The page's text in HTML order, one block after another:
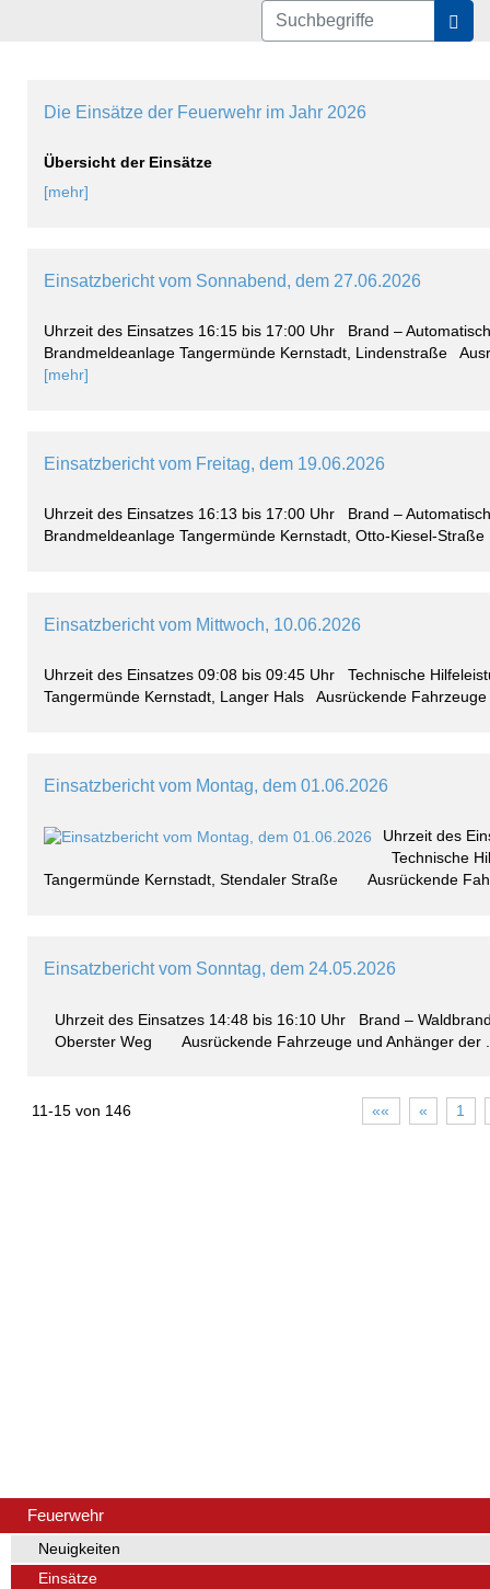
Die Einsätze der Feuerwehr im Jahr 2026
Übersicht der Einsätze
[mehr]
Einsatzbericht vom Sonnabend, dem 27.06.2026
Uhrzeit des Einsatzes 16:15 bis 17:00 Uhr Brand –
Brandmeldeanlage Tangermünde Kernstadt, Lindenstraße
[mehr]
Einsatzbericht vom Freitag, dem 19.06.2026
Uhrzeit des Einsatzes 16:13 bis 17:00 Uhr Brand –
Brandmeldeanlage Tangermünde Kernstadt, Otto-Kiesel-
Einsatzbericht vom Mittwoch, 10.06.2026
Uhrzeit des Einsatzes 09:08 bis 09:45 Uhr Technische
Tangermünde Kernstadt, Langer Hals Ausrückende
Einsatzbericht vom Montag, dem 01.06.2026
Uhrzeit des
Technische
Tangermünde Kernstadt, Stendaler Straße Ausrückende
Einsatzbericht vom Sonntag, dem 24.05.2026
Uhrzeit des Einsatzes 14:48 bis 16:10 Uhr Brand –
Oberster Weg Ausrückende Fahrzeuge und Anhänger der
11-15 von 146 «« « 1
Feuerwehr
Neuigkeiten
Einsätze